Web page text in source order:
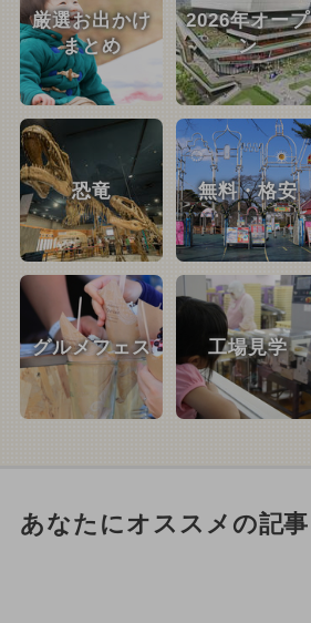
厳選お出かけ
まとめ
2026年オープ
ン
恐竜 無料・格安
グルメフェス 工場見学
あなたにオススメの記事